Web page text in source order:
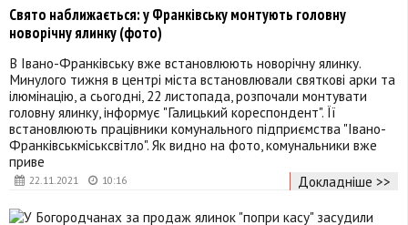
22.11.2021 10:16
Свято наближається: у Франківську монтують головну
новорічну ялинку (фото)
В Івано-Франківську вже встановлюють новорічну ялинку.
Минулого тижня в центрі міста встановлювали святкові арки та
ілюмінацію, а сьогодні, 22 листопада, розпочали монтувати
головну ялинку, інформує "Галицький кореспондент". Її
встановлюють працівники комунального підприємства "Івано-
Франківськміськсвітло". Як видно на фото, комунальники вже
приве
Докладніше >>